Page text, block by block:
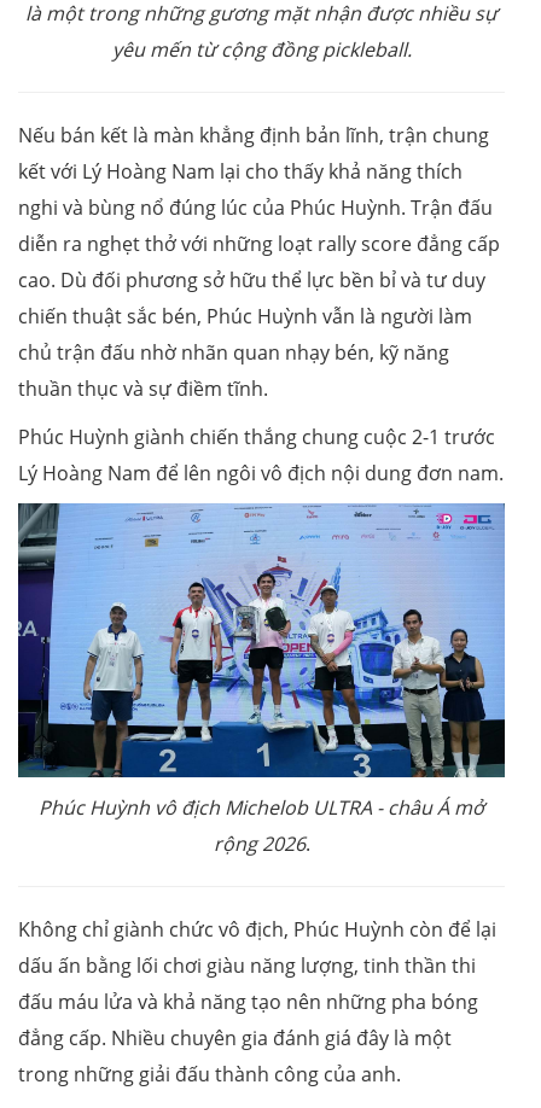
là một trong những gương mặt nhận được nhiều sự
yêu mến từ cộng đồng pickleball.
Nếu bán kết là màn khẳng định bản lĩnh, trận chung
kết với Lý Hoàng Nam lại cho thấy khả năng thích
nghi và bùng nổ đúng lúc của Phúc Huỳnh. Trận đấu
diễn ra nghẹt thở với những loạt rally score đẳng cấp
cao. Dù đối phương sở hữu thể lực bền bỉ và tư duy
chiến thuật sắc bén, Phúc Huỳnh vẫn là người làm
chủ trận đấu nhờ nhãn quan nhạy bén, kỹ năng
thuần thục và sự điềm tĩnh.
Phúc Huỳnh giành chiến thắng chung cuộc 2-1 trước
Lý Hoàng Nam để lên ngôi vô địch nội dung đơn nam.
Phúc Huỳnh vô địch Michelob ULTRA -châu Á mở
rộng 2026.
Không chỉ giành chức vô địch, Phúc Huỳnh còn để lại
dấu ấn bằng lối chơi giàu năng lượng, tinh thần thi
đấu máu lửa và khả năng tạo nên những pha bóng
đẳng cấp. Nhiều chuyên gia đánh giá đây là một
trong những giải đấu thành công của anh.